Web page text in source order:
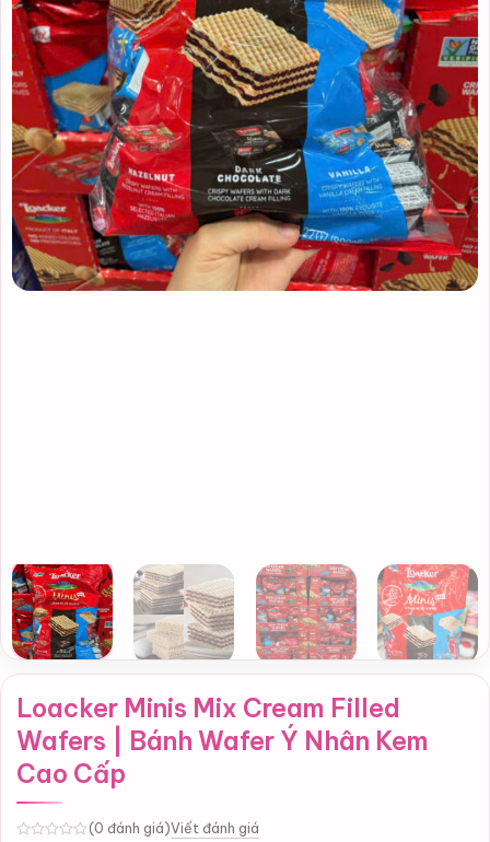
Loacker Minis Mix Cream Filled
Wafers | Bánh Wafer Ý Nhân Kem
Cao Cấp
(0 đánh giá)Viết đánh giá